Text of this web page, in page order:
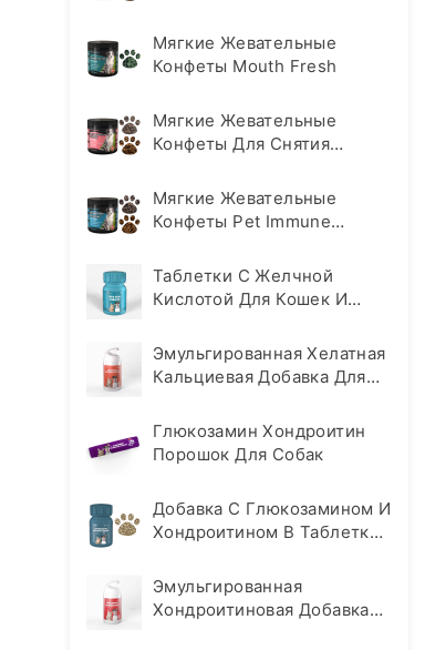
Мягкие Жевательные
Конфеты Mouth Fresh
Мягкие Жевательные
Конфеты Для Снятия
Мягкие Жевательные
Конфеты Pet Immune
Таблетки С Желчной
Кислотой Для Кошек И
Эмульгированная Хелатная
Кальциевая Добавка Для
Глюкозамин Хондроитин
Порошок Для Собак
Добавка С Глюкозамином И
Хондроитином В Таблетках
Эмульгированная
Хондроитиновая Добавка